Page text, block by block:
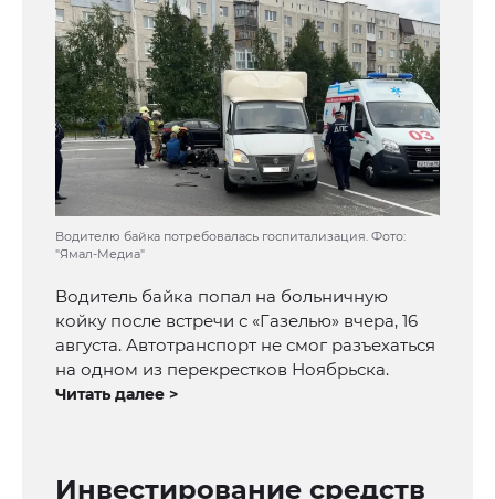
Водителю байка потребовалась госпитализация. Фото:
"Ямал-Медиа"
Водитель байка попал на больничную
койку после встречи с «Газелью» вчера, 16
августа. Автотранспорт не смог разъехаться
на одном из перекрестков Ноябрьска.
Читать далее >
Инвестирование средств